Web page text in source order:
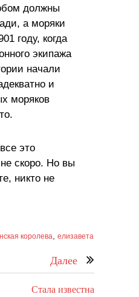
должны
а моряки
году, когда
экипажа
начали
и
моряков
это
скоро. Но вы
никто не
королева, елизавета
Далее
Стала известна